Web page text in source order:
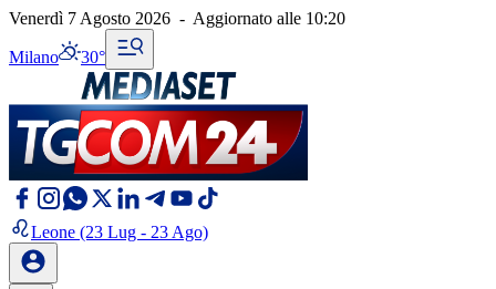
Venerdì 7 Agosto 2026 - Aggiornato alle 10:20
Milano 30°
Leone (23 Lug - 23 Ago)